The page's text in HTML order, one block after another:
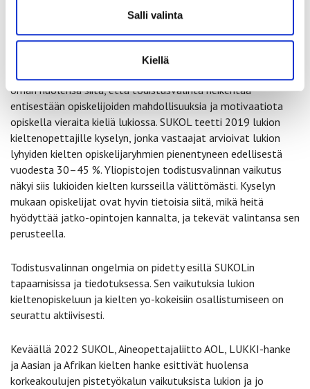
Salli valinta
Kiellä
pistetyökalu painottaa tiettyjä aineita, oman toivealan
opiskelu saattaa jopa heikentää lukiolaisen jatko-
opintomahdollisuuksia.
oman huolensa siitä, että todistusvalinta heikentää
entisestään opiskelijoiden mahdollisuuksia ja motivaatiota
opiskella vieraita kieliä lukiossa. SUKOL teetti 2019 lukion
kieltenopettajille kyselyn, jonka vastaajat arvioivat lukion
lyhyiden kielten opiskelijaryhmien pienentyneen edellisestä
vuodesta 30–45 %. Yliopistojen todistusvalinnan vaikutus
näkyi siis lukioiden kielten kursseilla välittömästi. Kyselyn
mukaan opiskelijat ovat hyvin tietoisia siitä, mikä heitä
hyödyttää jatko-opintojen kannalta, ja tekevät valintansa sen
perusteella.
Todistusvalinnan ongelmia on pidetty esillä SUKOLin
tapaamisissa ja tiedotuksessa. Sen vaikutuksia lukion
kieltenopiskeluun ja kielten yo-kokeisiin osallistumiseen on
seurattu aktiivisesti.
Keväällä 2022 SUKOL, Aineopettajaliitto AOL, LUKKI-hanke
ja Aasian ja Afrikan kielten hanke esittivät huolensa
korkeakoulujen pistetyökalun vaikutuksista lukion ja jo